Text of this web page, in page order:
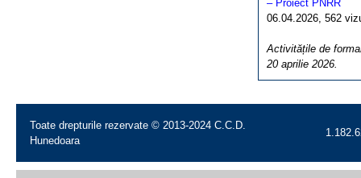
– Proiect PNRR
06.04.2026, 562
Activitățile de
20 aprilie 2026.
Toate drepturile rezervate © 2013-2024 C.C.D.
Hunedoara